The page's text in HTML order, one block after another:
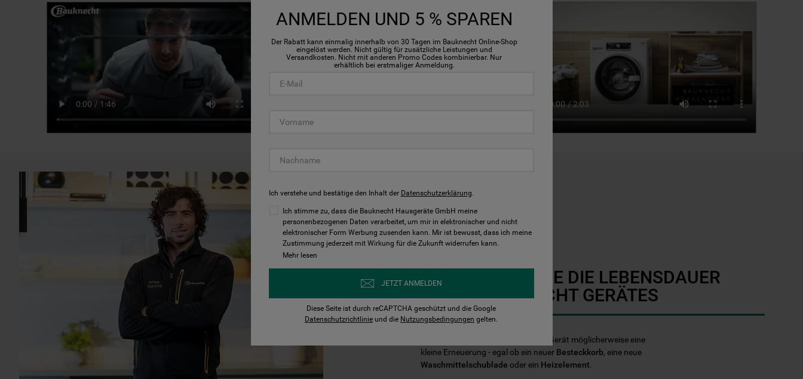
VERLÄNGERN SIE DIE LEBENSDAUER
IHRES BAUKNECHT GERÄTES
Mit der Zeit braucht Ihr Bauknecht Gerät möglicherweise eine
kleine Erneuerung - egal ob ein neuer Besteckkorb, eine neue
Waschmittelschublade oder ein Heizelement
ANMELDEN UND 5 % SPAREN
Der Rabatt kann einmalig innerhalb von 30 Tagen im Bauknecht Online-Shop
eingelöst werden. Nicht gültig für zusätzliche Leistungen und
Versandkosten. Nicht mit anderen Promo Codes kombinierbar. Nur
erhältlich bei erstmaliger Anmeldung.
Ich verstehe und bestätige den Inhalt der Datenschutzerklärung.
Ich stimme zu, dass die Bauknecht Hausgeräte GmbH meine
personenbezogenen Daten verarbeitet, um mir in elektronischer und nicht
elektronischer Form Werbung zusenden kann. Mir ist bewusst, dass ich meine
Zustimmung jederzeit mit Wirkung für die Zukunft widerrufen kann.
Mehr lesen
JETZT ANMELDEN
Diese Seite ist durch reCAPTCHA geschützt und die Google
Datenschutzrichtlinie und die Nutzungsbedingungen gelten.